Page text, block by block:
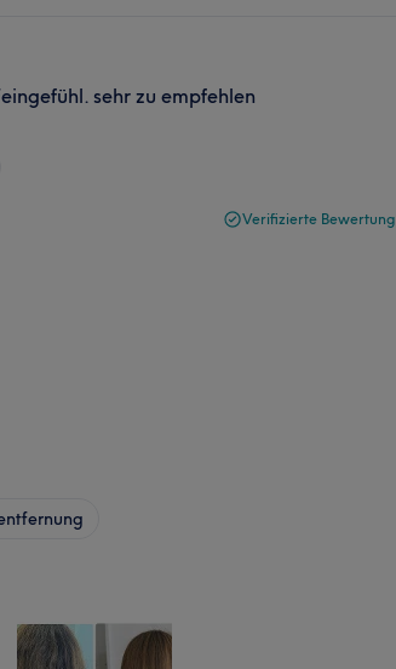
sehr zu empfehlen
Verifizierte Bewertung